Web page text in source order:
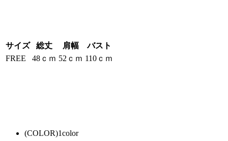
サイズ 総丈 肩幅
バスト
FREE
48ｃｍ 52ｃｍ 110ｃｍ
(COLOR)1color